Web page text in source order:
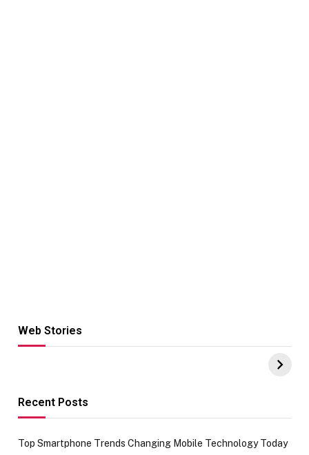
Web Stories
Hacks for Making
UPI Payments on
of IGR
Recent Posts
Top Smartphone Trends Changing Mobile Technology Today